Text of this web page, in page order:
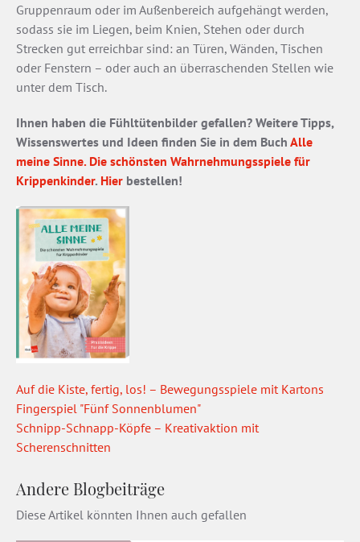
Gruppenraum oder im Außenbereich aufgehängt werden,
sodass sie im Liegen, beim Knien, Stehen oder durch
Strecken gut erreichbar sind: an Türen, Wänden, Tischen
oder Fenstern – oder auch an überraschenden Stellen wie
unter dem Tisch.
Ihnen haben die Fühltütenbilder gefallen? Weitere Tipps,
Wissenswertes und Ideen finden Sie in dem Buch Alle
meine Sinne. Die schönsten Wahrnehmungsspiele für
Krippenkinder. Hier bestellen!
Auf die Kiste, fertig, los! – Bewegungsspiele mit Kartons
Fingerspiel "Fünf Sonnenblumen"
Schnipp-Schnapp-Köpfe – Kreativaktion mit
Scherenschnitten
Andere Blogbeiträge
Diese Artikel könnten Ihnen auch gefallen